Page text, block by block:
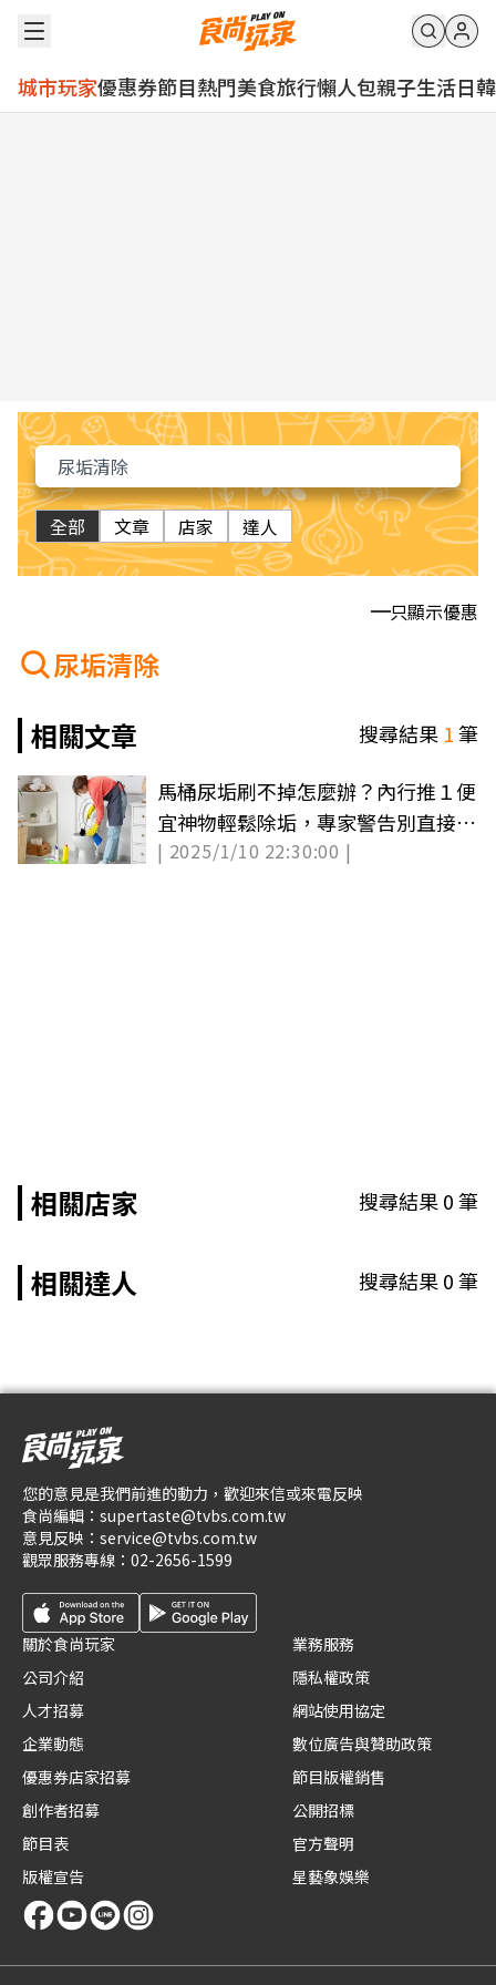
城市玩家優惠券節目熱門美食旅行懶人包親子生活日韓
全部 文章 店家 達人
只顯示優惠
尿垢清除
相關文章
搜尋結果 1筆
馬桶尿垢刷不掉怎麼辦？內行推１便
宜神物輕鬆除垢，專家警告別直接倒
漂白水
| 2025/1/10 22:30:00 |
相關店家 搜尋結果0筆
相關達人 搜尋結果0筆
您的意見是我們前進的動力，歡迎來信或來電反映
食尚編輯： supertaste@tvbs.com.tw
意見反映： service@tvbs.com.tw
觀眾服務專線： 02-2656-1599
關於食尚玩家
公司介紹
人才招募
企業動態
優惠券店家招募
創作者招募
節目表
版權宣告
業務服務
隱私權政策
網站使用協定
數位廣告與贊助政策
節目版權銷售
公開招標
官方聲明
星藝象娛樂